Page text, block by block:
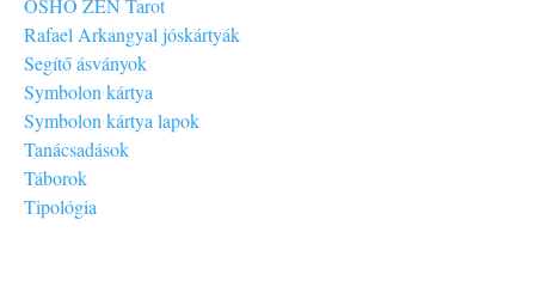
OSHO ZEN Tarot
Rafael Arkangyal jóskártyák
Segítő ásványok
Symbolon kártya
Symbolon kártya lapok
Tanácsadások
Táborok
Tipológia